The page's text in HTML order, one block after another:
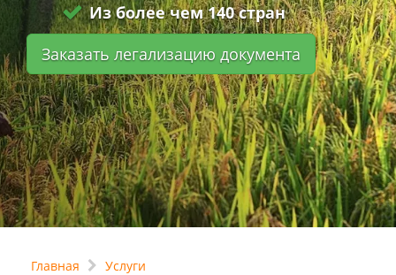
Из более чем 140 стран
Заказать легализацию документа
Главная
Услуги